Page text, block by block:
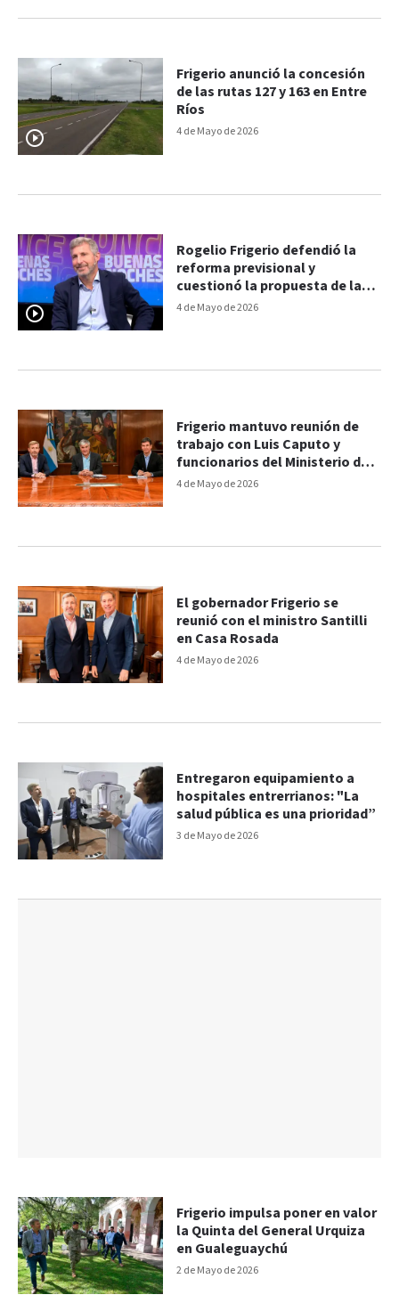
4 de Mayo de 2026
Frigerio anunció la concesión
de las rutas 127 y 163 en Entre
Ríos
4 de Mayo de 2026
Rogelio Frigerio defendió la
reforma previsional y
cuestionó la propuesta de la
Multisectorial
4 de Mayo de 2026
Frigerio mantuvo reunión de
trabajo con Luis Caputo y
funcionarios del Ministerio de
Economía
4 de Mayo de 2026
El gobernador Frigerio se
reunió con el ministro Santilli
en Casa Rosada
3 de Mayo de 2026
Entregaron equipamiento a
hospitales entrerrianos: "La
salud pública es una prioridad”
2 de Mayo de 2026
Frigerio impulsa poner en valor
la Quinta del General Urquiza
en Gualeguaychú